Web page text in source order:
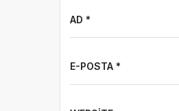
AD *
E-POSTA *